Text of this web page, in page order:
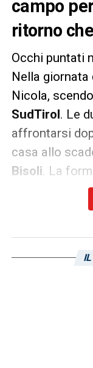
campo
ritorno
Occhi puntati
Nella giornata
Nicola,
SudTirol. Le
affrontarsi
casa allo
Bisoli. La
chiamata alla
gli altoatesini
alle ore 20:30.